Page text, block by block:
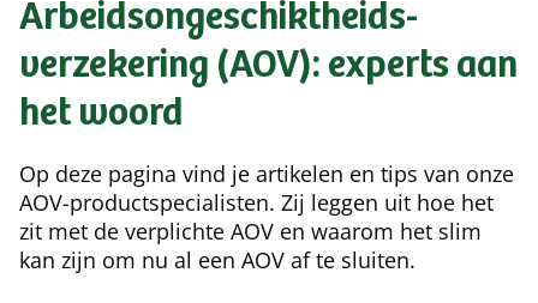
Arbeidsongeschiktheids-
verzekering (AOV): experts aan
het woord
Op deze pagina vind je artikelen en tips van onze
AOV-productspecialisten. Zij leggen uit hoe het
zit met de verplichte AOV en waarom het slim
kan zijn om nu al een AOV af te sluiten.